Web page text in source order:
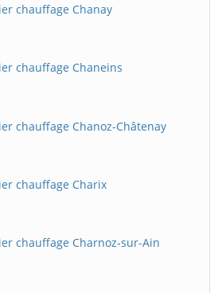
chauffage Chanay
chauffage Chaneins
chauffage Chanoz-Châtenay
chauffage Charix
chauffage Charnoz-sur-Ain